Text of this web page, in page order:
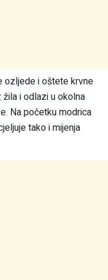
ozljede i oštete krvne
i odlazi u okolna
Na početku modrica
tako i mijenja